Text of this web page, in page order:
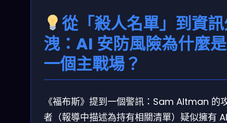
從「殺人名單」到資
洩：AI 安防風險為什麼
一個主戰場？
《福布斯》提到一個警訊：Sam Altman 的
者（報導中描述為持有相關清單）疑似擁有